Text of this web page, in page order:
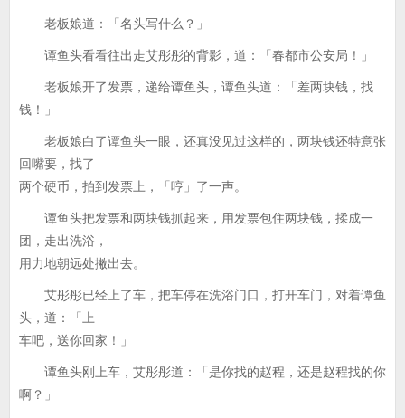
老板娘道：「名头写什么？」
谭鱼头看看往出走艾彤彤的背影，道：「春都市公安局！」
老板娘开了发票，递给谭鱼头，谭鱼头道：「差两块钱，找
钱！」
老板娘白了谭鱼头一眼，还真没见过这样的，两块钱还特意张
回嘴要，找了
两个硬币，拍到发票上，「哼」了一声。
谭鱼头把发票和两块钱抓起来，用发票包住两块钱，揉成一
团，走出洗浴，
用力地朝远处撇出去。
艾彤彤已经上了车，把车停在洗浴门口，打开车门，对着谭鱼
头，道：「上
车吧，送你回家！」
谭鱼头刚上车，艾彤彤道：「是你找的赵程，还是赵程找的你
啊？」